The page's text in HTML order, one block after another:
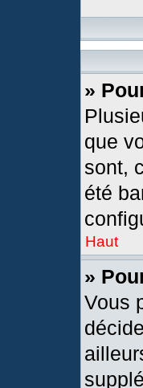
»
que
sont,
été
Haut
»
Vous